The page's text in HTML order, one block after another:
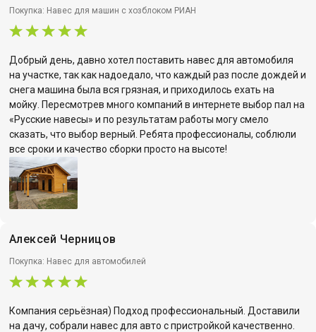
Покупка: Навес для машин с хозблоком РИАН
Добрый день, давно хотел поставить навес для автомобиля
на участке, так как надоедало, что каждый раз после дождей и
снега машина была вся грязная, и приходилось ехать на
мойку. Пересмотрев много компаний в интернете выбор пал на
«Русские навесы» и по результатам работы могу смело
сказать, что выбор верный. Ребята профессионалы, соблюли
все сроки и качество сборки просто на высоте!
Алексей Черницов
Покупка: Навес для автомобилей
Компания серьёзная) Подход профессиональный. Доставили
на дачу, собрали навес для авто с пристройкой качественно.